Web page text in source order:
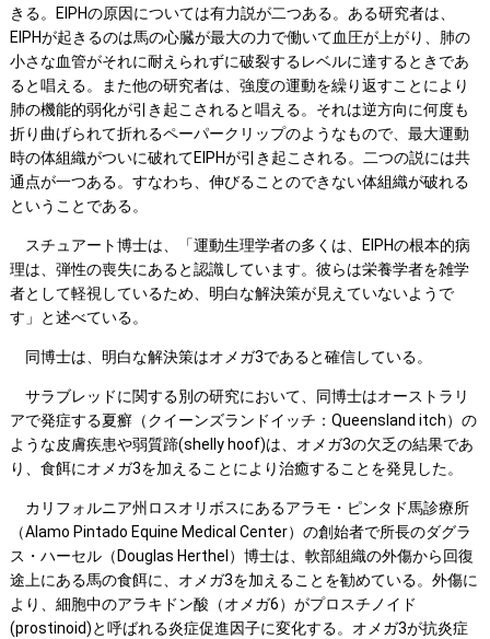
きる。EIPHの原因については有力説が二つある。ある研究者は、
EIPHが起きるのは馬の心臓が最大の力で働いて血圧が上がり、肺の
小さな血管がそれに耐えられずに破裂するレベルに達するときであ
ると唱える。また他の研究者は、強度の運動を繰り返すことにより
肺の機能的弱化が引き起こされると唱える。それは逆方向に何度も
折り曲げられて折れるペーパークリップのようなもので、最大運動
時の体組織がついに破れてEIPHが引き起こされる。二つの説には共
通点が一つある。すなわち、伸びることのできない体組織が破れる
ということである。
スチュアート博士は、「運動生理学者の多くは、EIPHの根本的病
理は、弾性の喪失にあると認識しています。彼らは栄養学者を雑学
者として軽視しているため、明白な解決策が見えていないようで
す」と述べている。
同博士は、明白な解決策はオメガ3であると確信している。
サラブレッドに関する別の研究において、同博士はオーストラリ
アで発症する夏癬（クイーンズランドイッチ：Queensland itch）の
ような皮膚疾患や弱質蹄(shelly hoof)は、オメガ3の欠乏の結果であ
り、食餌にオメガ3を加えることにより治癒することを発見した。
カリフォルニア州ロスオリボスにあるアラモ・ピンタド馬診療所
（Alamo Pintado Equine Medical Center）の創始者で所長のダグラ
ス・ハーセル（Douglas Herthel）博士は、軟部組織の外傷から回復
途上にある馬の食餌に、オメガ3を加えることを勧めている。外傷に
より、細胞中のアラキドン酸（オメガ6）がプロスチノイド
(prostinoid)と呼ばれる炎症促進因子に変化する。オメガ3が抗炎症